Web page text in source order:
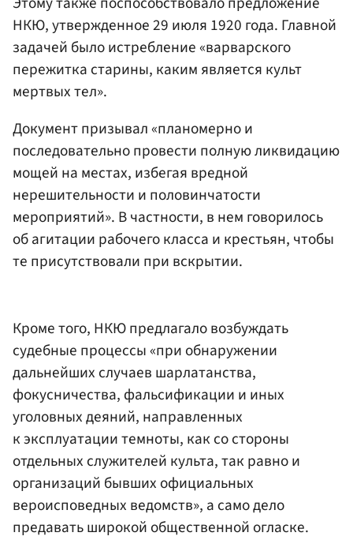
НКЮ, утвержденное 29 июля 1920 года. Главной
задачей было истребление «варварского
пережитка старины, каким является культ
мертвых тел».
Документ призывал «планомерно и
последовательно провести полную ликвидацию
мощей на местах, избегая вредной
нерешительности и половинчатости
мероприятий». В частности, в нем говорилось
об агитации рабочего класса и крестьян, чтобы
те присутствовали при вскрытии.
Кроме того, НКЮ предлагало возбуждать
судебные процессы «при обнаружении
дальнейших случаев шарлатанства,
фокусничества, фальсификации и иных
уголовных деяний, направленных
к эксплуатации темноты, как со стороны
отдельных служителей культа, так равно и
организаций бывших официальных
вероисповедных ведомств», а само дело
предавать широкой общественной огласке.